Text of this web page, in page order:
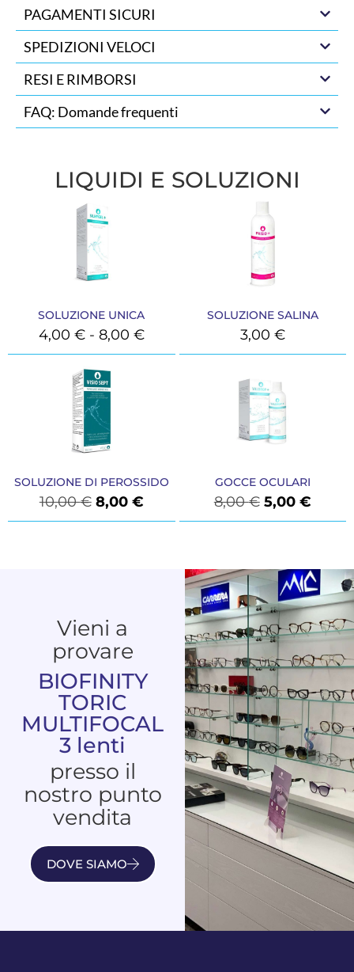
PAGAMENTI SICURI
SPEDIZIONI VELOCI
RESI E RIMBORSI
FAQ: Domande frequenti
LIQUIDI E SOLUZIONI
SOLUZIONE UNICA
4,00 € - 8,00 €
SOLUZIONE SALINA
3,00 €
SOLUZIONE DI PEROSSIDO
10,00€ 8,00 €
GOCCE OCULARI
8,00€ 5,00 €
Vieni a
provare
BIOFINITY
TORIC
MULTIFOCAL
3 lenti
presso il
nostro punto
vendita
DOVE SIAMO